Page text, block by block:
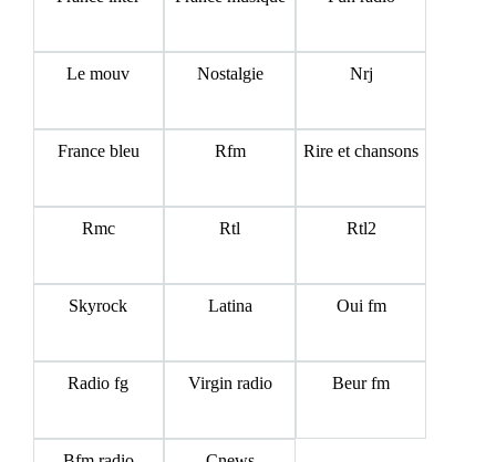
Le mouv Nostalgie Nrj
France bleu Rfm Rire et chansons
Rmc Rtl Rtl2
Skyrock Latina Oui fm
Radio fg Virgin radio Beur fm